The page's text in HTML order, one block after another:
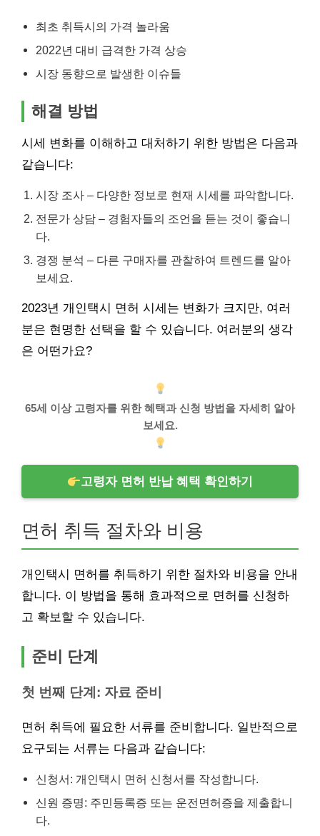
최초 취득시의 가격 놀라움
2022년 대비 급격한 가격 상승
시장 동향으로 발생한 이슈들
해결 방법
시세 변화를 이해하고 대처하기 위한 방법은 다음과
같습니다:
시장 조사 – 다양한 정보로 현재 시세를 파악합니다.
전문가 상담 – 경험자들의 조언을 듣는 것이 좋습니
다.
경쟁 분석 – 다른 구매자를 관찰하여 트렌드를 알아
보세요.
2023년 개인택시 면허 시세는 변화가 크지만, 여러
분은 현명한 선택을 할 수 있습니다. 여러분의 생각
은 어떤가요?
65세 이상 고령자를 위한 혜택과 신청 방법을 자세히 알아
보세요.
고령자 면허 반납 혜택 확인하기
면허 취득 절차와 비용
개인택시 면허를 취득하기 위한 절차와 비용을 안내
합니다. 이 방법을 통해 효과적으로 면허를 신청하
고 확보할 수 있습니다.
준비 단계
첫 번째 단계: 자료 준비
면허 취득에 필요한 서류를 준비합니다. 일반적으로
요구되는 서류는 다음과 같습니다:
신청서: 개인택시 면허 신청서를 작성합니다.
신원 증명: 주민등록증 또는 운전면허증을 제출합니
다.